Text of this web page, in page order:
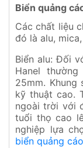
Biển quảng
Các chất liệu
đó là alu,
Biển alu: Đối
Hanel
25mm.
kỹ thuật cao.
ngoài trời với
tuổi thọ cao
nghiệp lựa
biển quảng cáo